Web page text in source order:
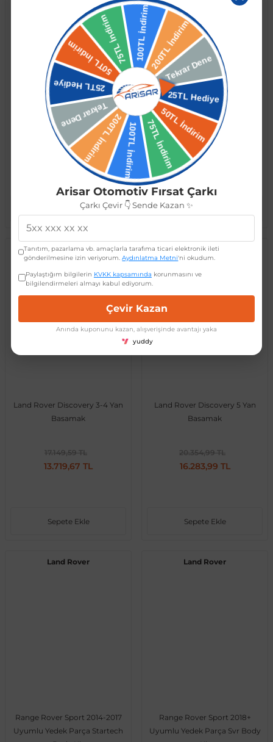
Land Rover Range Rover
Vogue (L322) 2002-2012
5.060,58 TL
4.048,46 TL
Sepete Ekle
Land Rover Discovery Sport
2015-2019 Yan Basamak
19.659,99 TL
15.727,99 TL
Sepete Ekle
Land Rover
Land Rover Discovery 3-4 Yan
Basamak
17.149,59 TL
13.719,67 TL
Sepete Ekle
Land Rover
Land Rover Discovery 5 Yan
Basamak
20.354,99 TL
16.283,99 TL
Sepete Ekle
Land Rover
Range Rover Sport 2014-2017
Uyumlu Yedek Parça Startech
Land Rover
Range Rover Sport 2018+
Uyumlu Yedek Parça Svr Body
Arisar Otomotiv Fırsat Çarkı
Çarkı Çevir 👇 Sende Kazan ✨
Tanıtım, pazarlama vb. amaçlarla tarafıma ticari elektronik ileti
gönderilmesine izin veriyorum.Aydınlatma Metni'ni okudum.
Paylaştığım bilgilerin KVKK kapsamında korunmasını ve
bilgilendirmeleri almayı kabul ediyorum.
Çevir Kazan
Anında kuponunu kazan, alışverişinde avantajı yaka
yuddy